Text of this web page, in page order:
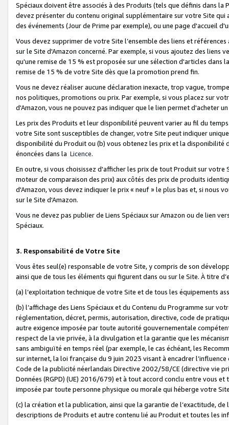
Spéciaux doivent être associés à des Produits (tels que définis dans
devez présenter du contenu original supplémentaire sur votre Site qui
des événements (Jour de Prime par exemple), ou une page d'accueil
Vous devez supprimer de votre Site l’ensemble des liens et
sur le Site d'Amazon concerné. Par exemple, si vous ajoutez des
qu'une remise de 15 % est proposée sur une sélection d'articles
remise de 15 % de votre Site dès que la promotion prend fin.
Vous ne devez réaliser aucune déclaration inexacte, trop vague,
nos politiques, promotions ou prix. Par exemple, si vous placez sur
d'Amazon, vous ne pouvez pas indiquer que le lien permet d'acheter
Les prix des Produits et leur disponibilité peuvent varier au fil du
votre Site sont susceptibles de changer, votre Site peut indiquer
disponibilité du Produit ou (b) vous obtenez les prix et la disponibilité
énoncées dans la Licence.
En outre, si vous choisissez d'afficher les prix de tout Produit sur
moteur de comparaison des prix) aux côtés des prix de produits
d'Amazon, vous devez indiquer le prix « neuf » le plus bas et, si nous
sur le Site d'Amazon.
Vous ne devez pas publier de Liens Spéciaux sur Amazon ou de lien
Spéciaux.
3. Responsabilité de Votre Site
Vous êtes seul(e) responsable de votre Site, y compris de son
ainsi que de tous les éléments qui figurent dans ou sur le Site. À titre
(a) l’exploitation technique de votre Site et de tous les équipements
(b) l’affichage des Liens Spéciaux et du Contenu du Programme sur
réglementation, décret, permis, autorisation, directive, code de
autre exigence imposée par toute autorité gouvernementale
respect de la vie privée, à la divulgation et la garantie que les
sans ambiguïté en temps réel (par exemple, le cas échéant, les
sur internet, la loi française du 9 juin 2023 visant à encadrer
Code de la publicité néerlandais Directive 2002/58/CE (directive vie
Données (RGPD) (UE) 2016/679) et à tout accord conclu entre vous
imposée par toute personne physique ou morale qui héberge votre
(c) la création et la publication, ainsi que la garantie de l’exactitude,
descriptions de Produits et autre contenu lié au Produit et toutes les